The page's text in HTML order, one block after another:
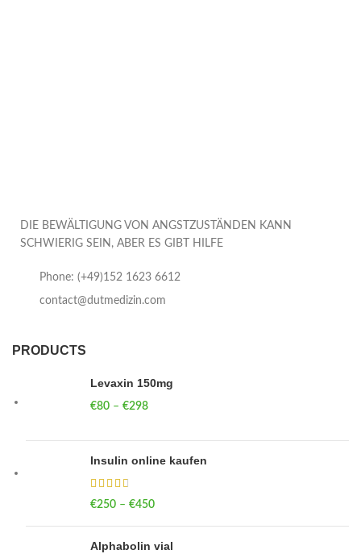
DIE BEWÄLTIGUNG VON ANGSTZUSTÄNDEN KANN
SCHWIERIG SEIN, ABER ES GIBT HILFE
Phone: (+49)152 1623 6612
contact@dutmedizin.com
PRODUCTS
Levaxin 150mg
€80 – €298
Insulin online kaufen
€250 – €450
Alphabolin vial